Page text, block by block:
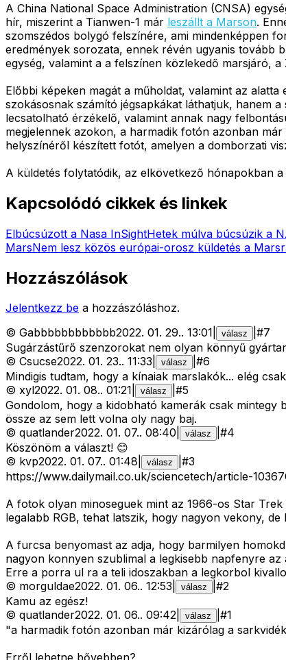
A China National Space Administration (CNSA)
hír, miszerint a Tianwen-1 már leszállt a Marson.
szomszédos bolygó felszínére, ami mindenképpen
eredmények sorozata, ennek révén ugyanis tovább
egység, valamint a a felszínen közlekedő marsjáró,
Előbbi képeken magát a műholdat, valamint az
szokásosnak számító jégsapkákat láthatjuk, hanem
lecsatolható érzékelő, valamint annak nagy
megjelennek azokon, a harmadik fotón azonban
helyszínéről készített fotót, amelyen a domborzati
A küldetés folytatódik, az elkövetkező hónapokban
Kapcsolódó cikkek és linkek
Elbúcsúzott a Nasa InSightHetek múlva búcsúzik a
MarsNem lesz közös európai-orosz küldetés a
Hozzászólások
Jelentkezz be a hozzászóláshoz.
© Gabbbbbbbbbbbb2022. 01. 29.. 13:01 válasz #7
Sugárzástűrő szenzorokat nem olyan könnyű
© Csucse2022. 01. 23.. 11:33 válasz #6
Mindigis tudtam, hogy a kínaiak marslakók... elég
© xyl2022. 01. 08.. 01:21 válasz #5
Gondolom, hogy a kidobható kamerák csak
össze az sem lett volna oly nagy baj.
© quatlander2022. 01. 07.. 08:40 válasz #4
Köszönöm a választ! 😊
© kvp2022. 01. 07.. 01:48 válasz #3
https://www.dailymail.co.uk/sciencetech/article-
A fotok olyan minoseguek mint az 1966-os Star
legalabb RGB, tehat latszik, hogy nagyon vekony,
A furcsa benyomast az adja, hogy barmilyen
nagyon konnyen szublimal a legkisebb napfenyre
Erre a porra ul ra a teli idoszakban a legkorbol
© morguldae2022. 01. 06.. 12:53 válasz #2
Kamu az egész!
© quatlander2022. 01. 06.. 09:42 válasz #1
"a harmadik fotón azonban már kizárólag a